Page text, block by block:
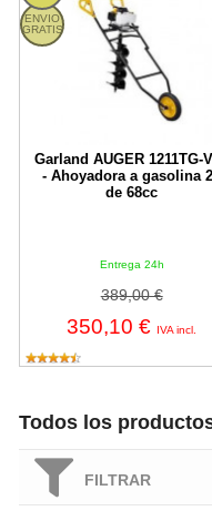
ENVIO
GRATIS
Garland AUGER 1211TG-
- Ahoyadora a gasolina
de 68cc
Entrega 24h
389,00 €
350,10 € IVA incl.
Todos los
FILTRAR